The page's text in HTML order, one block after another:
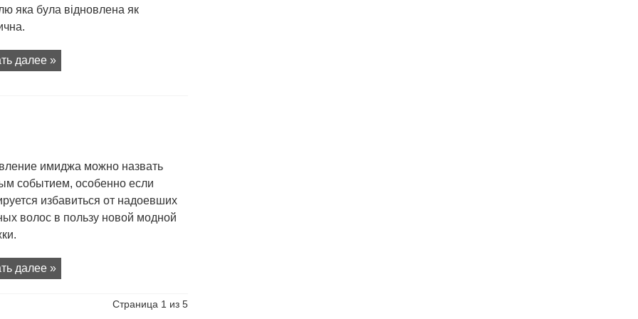
яка була відновлена як
далее »
имиджа можно назвать
событием, особенно если
избавиться от надоевших
волос в пользу новой модной
далее »
Страница 1 из 5